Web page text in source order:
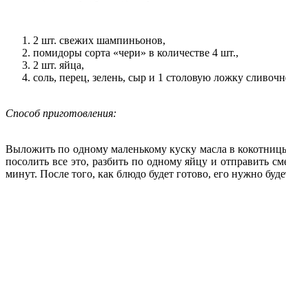
2 шт. свежих шампиньонов,
помидоры сорта «чери» в количестве 4 шт.,
2 шт. яйца,
соль, перец, зелень, сыр и 1 столовую ложку
Способ приготовления:
Выложить по одному маленькому куску масла в
посолить все это, разбить по одному яйцу и отправить
минут. После того, как блюдо будет готово, его нужно